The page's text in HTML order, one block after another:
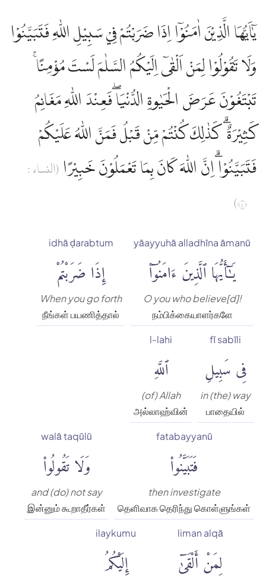
يٰٓاَيُّهَا الَّذِيْنَ اٰمَنُوْٓا اِذَا ضَرَبْتُمْ فِيْ سَبِيْلِ اللّٰهِ فَتَبَيَّنُوْا
وَلَا تَقُوْلُوْا لِمَنْ اَلْقٰىٓ اِلَيْكُمُ السَّلٰمَ لَسْتَ مُؤْمِنًاۚ
تَبْتَغُوْنَ عَرَضَ الْحَيٰوةِ الدُّنْيَا ۖفَعِنْدَ اللّٰهِ مَغَانِمُ
كَثِيْرَةٌ ۗ كَذٰلِكَ كُنْتُمْ مِّنْ قَبْلُ فَمَنَّ اللّٰهُ عَلَيْكُمْ
فَتَبَيَّنُوْاۗ اِنَّ اللّٰهَ كَانَ بِمَا تَعْمَلُوْنَ خَبِيْرًا (النساء :
٤)
yāayyuhā alladhīna āmanū
يَٰٓأَيُّهَا ٱلَّذِينَ ءَامَنُوٓا۟
O you who believe[d]!
நம்பிக்கையாளர்களே
idhā ḍarabtum
إِذَا ضَرَبْتُمْ
When you go forth
நீங்கள் பயணித்தால்
fī sabīli
فِى سَبِيلِ
in (the) way
பாதையில்
l-lahi
ٱللَّهِ
(of) Allah
அல்லாஹ்வின்
fatabayyanū
فَتَبَيَّنُوا۟
then investigate
தெளிவாக தெரிந்து கொள்ளுங்கள்
walā taqūlū
وَلَا تَقُولُوا۟
and (do) not say
இன்னும் கூறாதீர்கள்
liman alqā
لِمَنْ أَلْقَىٰٓ
ilaykumu
إِلَيْكُمُ